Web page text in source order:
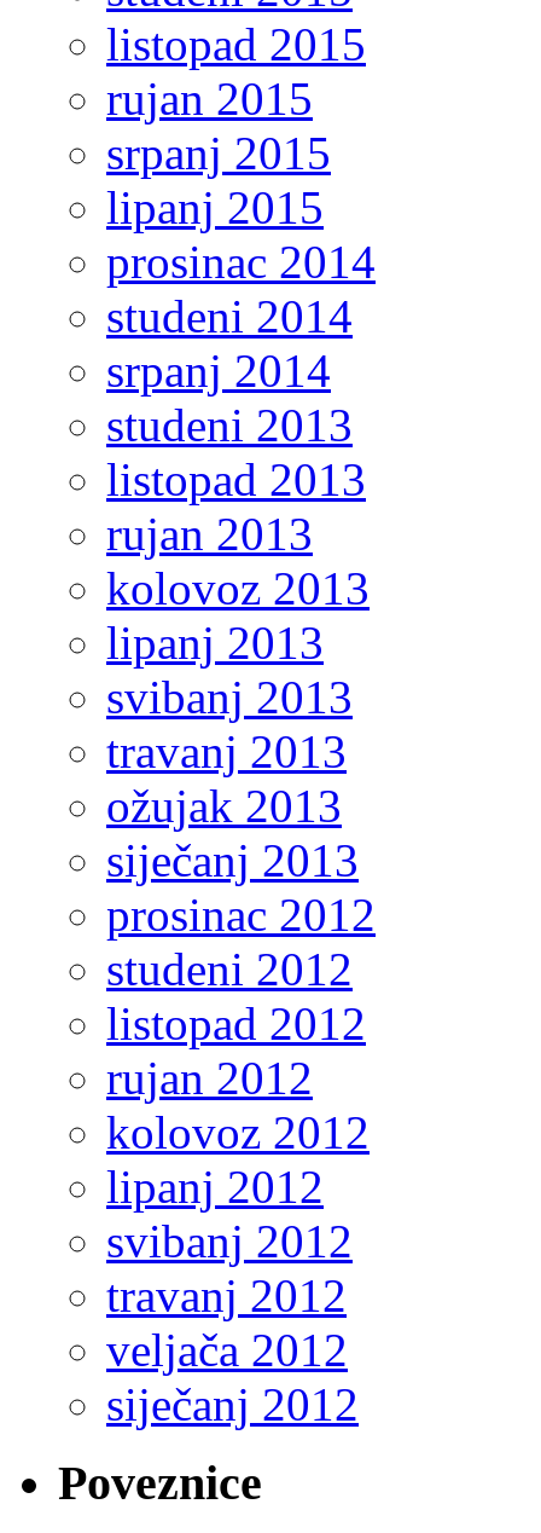
listopad 2015
rujan 2015
srpanj 2015
lipanj 2015
prosinac 2014
studeni 2014
srpanj 2014
studeni 2013
listopad 2013
rujan 2013
kolovoz 2013
lipanj 2013
svibanj 2013
travanj 2013
ožujak 2013
siječanj 2013
prosinac 2012
studeni 2012
listopad 2012
rujan 2012
kolovoz 2012
lipanj 2012
svibanj 2012
travanj 2012
veljača 2012
siječanj 2012
Poveznice